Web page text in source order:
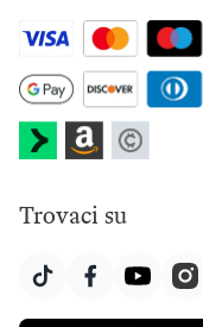
Trovaci su